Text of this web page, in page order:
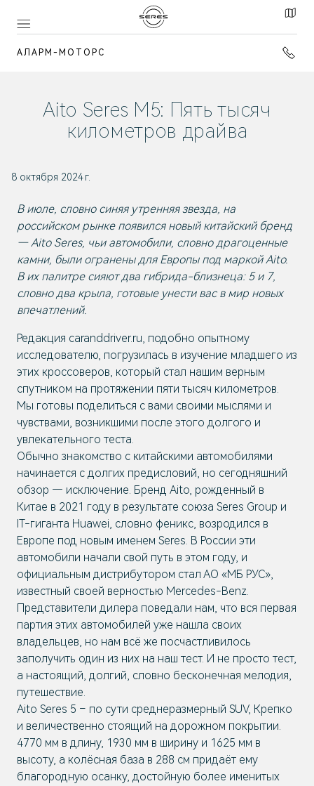
АЛАРМ-МОТОРС
Aito Seres М5: Пять тысяч
километров драйва
8 октября 2024 г.
В июле, словно синяя утренняя звезда, на
российском рынке появился новый китайский бренд
— Aito Seres, чьи автомобили, словно драгоценные
камни, были огранены для Европы под маркой Aito.
В их палитре сияют два гибрида-близнеца: 5 и 7,
словно два крыла, готовые унести вас в мир новых
впечатлений.
Редакция caranddriver.ru, подобно опытному
исследователю, погрузилась в изучение младшего из
этих кроссоверов, который стал нашим верным
спутником на протяжении пяти тысяч километров.
Мы готовы поделиться с вами своими мыслями и
чувствами, возникшими после этого долгого и
увлекательного теста.
Обычно знакомство с китайскими автомобилями
начинается с долгих предисловий, но сегодняшний
обзор — исключение. Бренд Aito, рожденный в
Китае в 2021 году в результате союза Seres Group и
IT-гиганта Huawei, словно феникс, возродился в
Европе под новым именем Seres. В России эти
автомобили начали свой путь в этом году, и
официальным дистрибутором стал АО «МБ РУС»,
известный своей верностью Mercedes-Benz.
Представители дилера поведали нам, что вся первая
партия этих автомобилей уже нашла своих
владельцев, но нам всё же посчастливилось
заполучить один из них на наш тест. И не просто тест,
а настоящий, долгий, словно бесконечная мелодия,
путешествие.
Aito Seres 5 – по сути среднеразмерный SUV, Крепко
и величественно стоящий на дорожном покрытии.
4770 мм в длину, 1930 мм в ширину и 1625 мм в
высоту, а колёсная база в 288 см придаёт ему
благородную осанку, достойную более именитых